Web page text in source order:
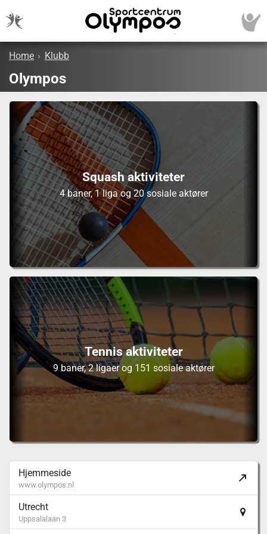
Home › Klubb
Olympos
Squash aktiviteter
4 baner, 1 liga og 20 sosiale aktører
Tennis aktiviteter
9 baner, 2 ligaer og 151 sosiale aktører
Hjemmeside
www.olympos.nl
Utrecht
Uppsalalaan 3